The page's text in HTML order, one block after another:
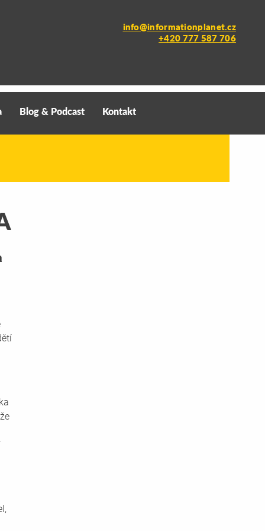
info@informationplanet.cz
+420 777 587 706
Blog & Podcast Kontakt